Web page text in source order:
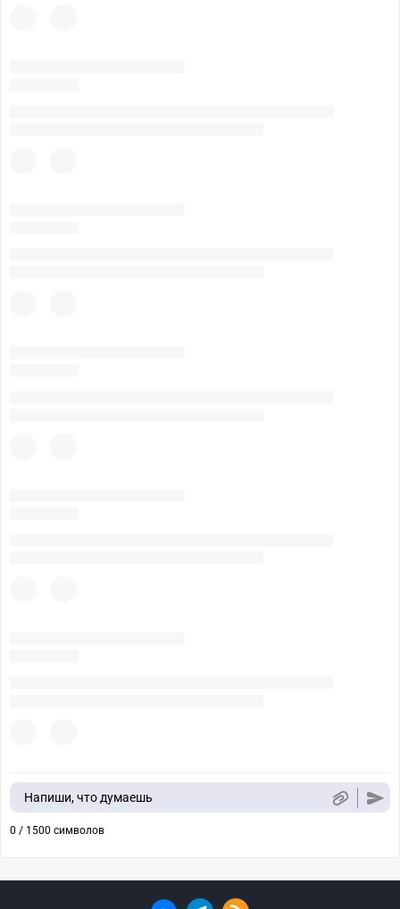
Напиши, что думаешь
0 / 1500 символов